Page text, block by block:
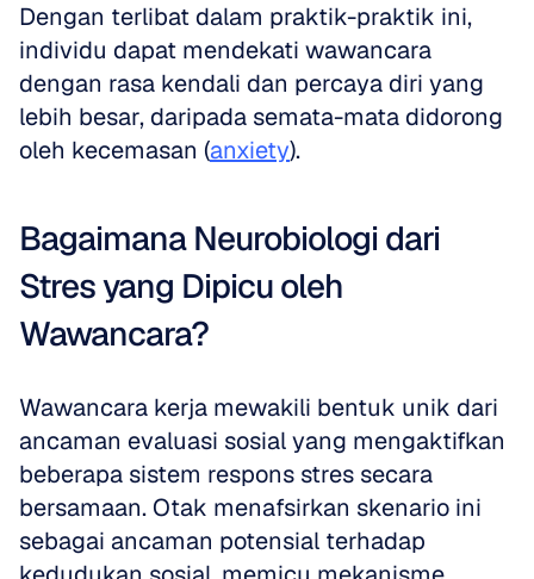
Dengan terlibat dalam praktik-praktik ini,
individu dapat mendekati wawancara
dengan rasa kendali dan percaya diri yang
lebih besar, daripada semata-mata didorong
oleh kecemasan (anxiety).
Bagaimana Neurobiologi dari
Stres yang Dipicu oleh
Wawancara?
Wawancara kerja mewakili bentuk unik dari
ancaman evaluasi sosial yang mengaktifkan
beberapa sistem respons stres secara
bersamaan. Otak menafsirkan skenario ini
sebagai ancaman potensial terhadap